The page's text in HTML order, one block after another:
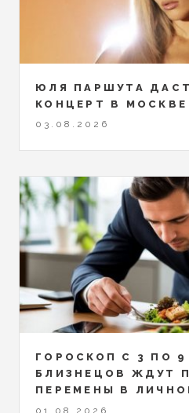
ЮЛЯ ПАРШУТА
КОНЦЕРТ В МОСКВЕ
03.08.2026
ГОРОСКОП С 3 ПО 9
БЛИЗНЕЦОВ ЖДУТ
ПЕРЕМЕНЫ В
01.08.2026